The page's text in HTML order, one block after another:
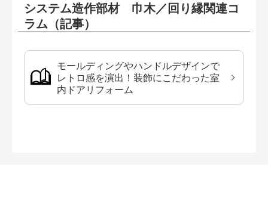
システム造作部材 巾木／回り縁関連コ
ラム（記事）
モールディングやハンドルデザインで
レトロ感を演出！装飾にこだわった室
内ドアリフォーム